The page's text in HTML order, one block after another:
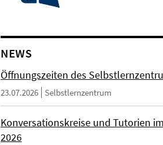
NEWS
Öffnungszeiten des
23.07.2026 Selbstlernzentrum
Konversationskreise und Tutorien
2026